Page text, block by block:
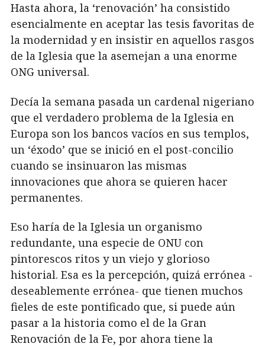
Hasta ahora, la ‘renovación’ ha consistido
esencialmente en aceptar las tesis favoritas de
la modernidad y en insistir en aquellos rasgos
de la Iglesia que la asemejan a una enorme
ONG universal.
Decía la semana pasada un cardenal nigeriano
que el verdadero problema de la Iglesia en
Europa son los bancos vacíos en sus templos,
un ‘éxodo’ que se inició en el post-concilio
cuando se insinuaron las mismas
innovaciones que ahora se quieren hacer
permanentes.
Eso haría de la Iglesia un organismo
redundante, una especie de ONU con
pintorescos ritos y un viejo y glorioso
historial. Esa es la percepción, quizá errónea -
deseablemente errónea- que tienen muchos
fieles de este pontificado que, si puede aún
pasar a la historia como el de la Gran
Renovación de la Fe, por ahora tiene la